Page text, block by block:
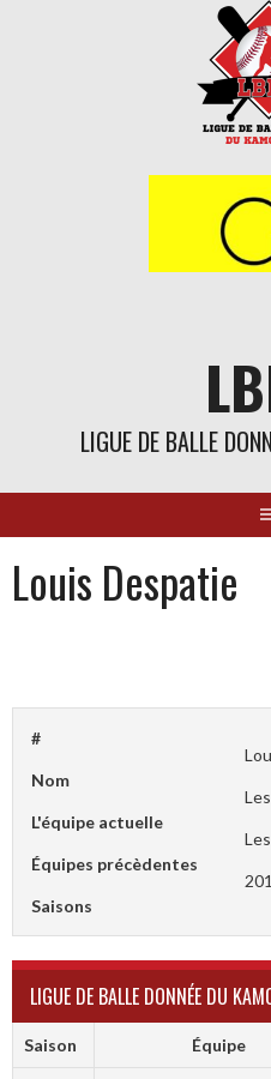
LIGUE DE BALLE
Louis Despatie
#
Nom
L'équipe actuelle
Équipes précèdentes
Saisons
LIGUE DE BALLE DONNÉE DU
Saison Équipe